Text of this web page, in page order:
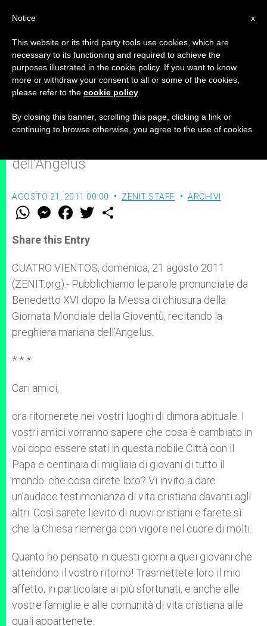
Parole di Benedetto XVI dopo la
Messa della GMG
dell’Angelus
AGOSTO 21, 2011 00:00 ZENIT STAFF ARCHIVI
W
t
s
p
p
M
e
s
e
g
e
r
F
a
e
b
o
k
w
r
Share this Entry
CUATRO VIENTOS, domenica, 21 agosto 2011
(ZENIT.org).- Pubblichiamo le parole pronunciate da
Benedetto XVI dopo la Messa di chiusura della
Giornata Mondiale della Gioventù, recitando la
preghiera mariana dell’Angelus.
* * *
Cari amici,
ora ritornerete nei vostri luoghi di dimora abituale. I
vostri amici vorranno sapere che cosa è cambiato in
voi dopo essere stati in questa nobile Città con il
Papa e centinaia di migliaia di giovani di tutto il
mondo: che cosa direte loro? Vi invito a dare
un’audace testimonianza di vita cristiana davanti agli
altri. Così sarete lievito di nuovi cristiani e farete sì
che la Chiesa riemerga con vigore nel cuore di molti.
Quanto ho pensato in questi giorni a quei giovani che
attendono il vostro ritorno! Trasmettete loro il mio
affetto, in particolare ai più sfortunati, e anche alle
vostre famiglie e alle comunità di vita cristiana alle
quali appartenete.
x
Notice
This website or its third party tools use cookies, which are
necessary to its functioning and required to achieve the
purposes illustrated in the cookie policy. If you want to know
more or withdraw your consent to all or some of the cookies,
please refer to the cookie policy
By closing this banner, scrolling this page, clicking a link or
continuing to browse otherwise, you agree to the use of cookies.